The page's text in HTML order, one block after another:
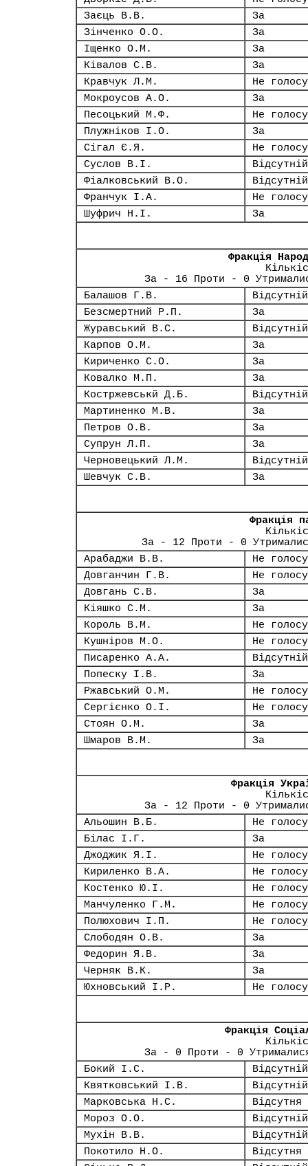
Заєць В.В.
За
Зінченко О.О.
За
Іщенко О.М.
За
Ківалов С.В.
За
Кравчук Л.М.
Не
Мокроусов А.О.
За
Песоцький М.Ф.
Не
Плужніков І.О.
За
Сігал Є.Я.
Не
Суслов В.І.
Відсутній
Фіалковський В.О.
Відсутній
Франчук І.А.
Не
Шуфрич Н.І.
За
Фракція
За - 16 Проти - 0
Балашов Г.В.
Відсутній
Безсмертний Р.П.
За
Журавський В.С.
Відсутній
Карпов О.М.
За
Кириченко С.О.
За
Ковалко М.П.
За
Костржевськй Д.Б.
Відсутній
Мартиненко М.В.
За
Петров О.В.
За
Супрун Л.П.
За
Черновецький Л.М.
Відсутній
Шевчук С.В.
За
Фракція
За - 12 Проти - 0
Арабаджи В.В.
Не
Довганчин Г.В.
Не
Довгань С.В.
За
Кіяшко С.М.
За
Король В.М.
Не
Кушніров М.О.
Не
Писаренко А.А.
Відсутній
Попеску І.В.
За
Ржавський О.М.
Не
Сергієнко О.І.
Не
Стоян О.М.
За
Шмаров В.М.
За
Фракція
За - 12 Проти - 0
Альошин В.Б.
Не
Білас І.Г.
За
Джоджик Я.І.
Не
Кириленко В.А.
Не
Костенко Ю.І.
Не
Манчуленко Г.М.
Не
Полюхович І.П.
Не
Слободян О.В.
За
Федорин Я.В.
За
Черняк В.К.
За
Юхновський І.Р.
Не
Фракція
За - 0 Проти - 0
Бокий І.С.
Відсутній
Квятковський І.В.
Відсутній
Марковська Н.С.
Відсутня
Мороз О.О.
Відсутній
Мухін В.В.
Відсутній
Покотило Н.О.
Відсутня